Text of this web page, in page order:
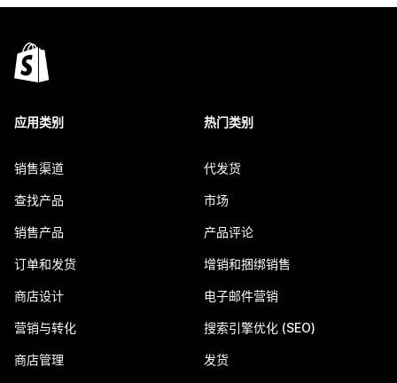
应用类别
销售渠道
查找产品
销售产品
订单和发货
商店设计
营销与转化
商店管理
热门类别
代发货
市场
产品评论
增销和捆绑销售
电子邮件营销
搜索引擎优化 (SEO)
发货